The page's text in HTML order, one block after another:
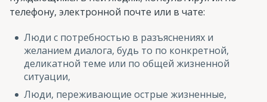
телефону, электронной почте или в чате:
Люди с потребностью в разъяснениях и
желанием диалога, будь то по конкретной,
деликатной теме или по общей жизненной
ситуации,
Люди, переживающие острые жизненные,